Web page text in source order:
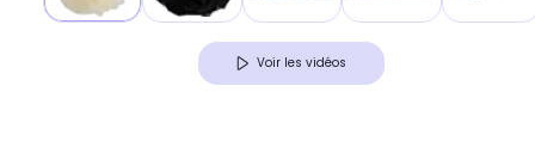
Voir les vidéos